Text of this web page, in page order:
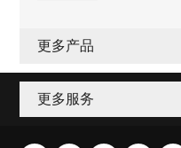
更多产品
更多服务